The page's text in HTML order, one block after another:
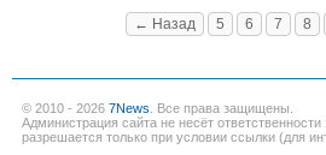
← Назад 5 6 7 8
© 2010 - 2026 7News . Все права защищены.
Администрация сайта не несёт
разрешается только при условии ссылки (для